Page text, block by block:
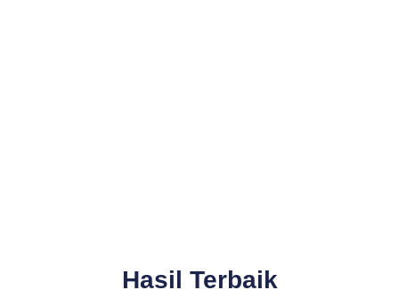
Hasil Terbaik